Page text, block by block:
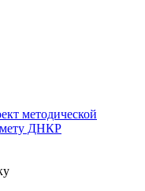
методической
ДНКР